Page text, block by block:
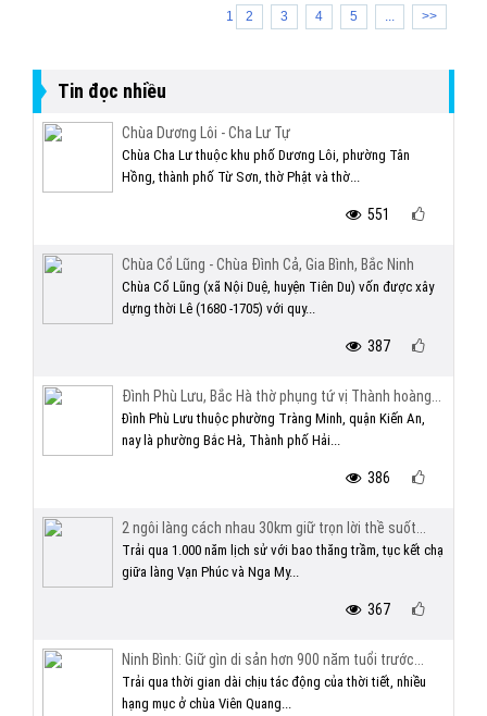
1 2 3 4 5 ... >>
Tin đọc nhiều
Chùa Dương Lôi - Cha Lư Tự
Chùa Cha Lư thuộc khu phố Dương Lôi, phường Tân
Hồng, thành phố Từ Sơn, thờ Phật và thờ...
551
Chùa Cổ Lũng - Chùa Đình Cả, Gia Bình, Bắc Ninh
Chùa Cổ Lũng (xã Nội Duệ, huyện Tiên Du) vốn được xây
dựng thời Lê (1680 -1705) với quy...
387
Đình Phù Lưu, Bắc Hà thờ phụng tứ vị Thành hoàng...
Đình Phù Lưu thuộc phường Tràng Minh, quận Kiến An,
nay là phường Bắc Hà, Thành phố Hải...
386
2 ngôi làng cách nhau 30km giữ trọn lời thề suốt...
Trải qua 1.000 năm lịch sử với bao thăng trầm, tục kết chạ
giữa làng Vạn Phúc và Nga My...
367
Ninh Bình: Giữ gìn di sản hơn 900 năm tuổi trước...
Trải qua thời gian dài chịu tác động của thời tiết, nhiều
hạng mục ở chùa Viên Quang...